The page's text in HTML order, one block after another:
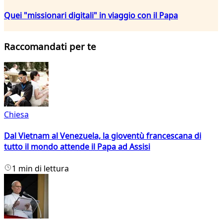
Quei "missionari digitali" in viaggio con il Papa
Raccomandati per te
Chiesa
Dal Vietnam al Venezuela, la gioventù francescana di
tutto il mondo attende il Papa ad Assisi
1 min di lettura